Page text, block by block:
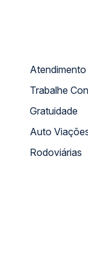
Trabalhe
Gratuidade
Auto
Rodoviárias